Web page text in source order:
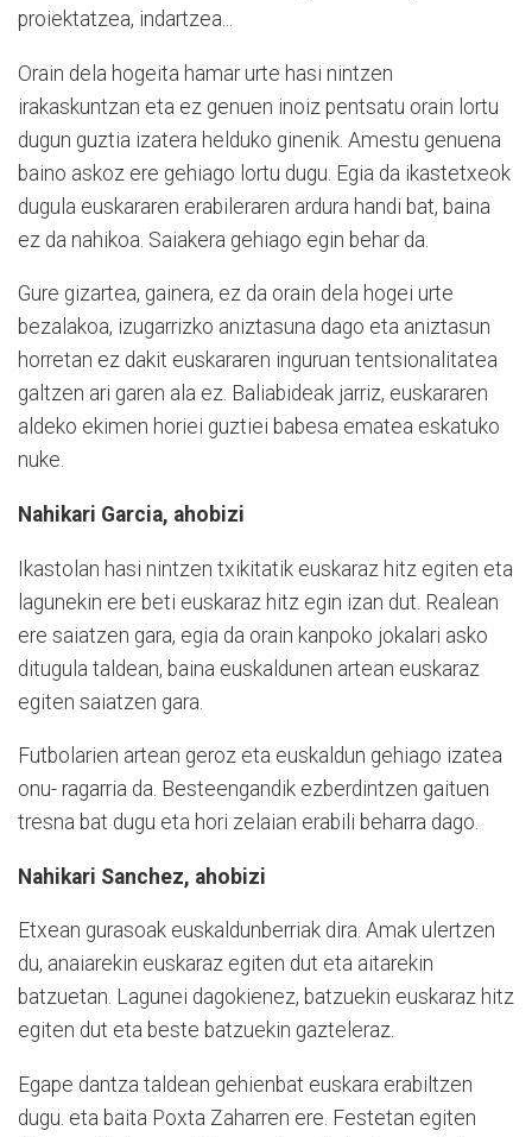
proiektatzea, indartzea...
Orain dela hogeita hamar urte hasi nintzen
irakaskuntzan eta ez genuen inoiz pentsatu orain lortu
dugun guztia izatera helduko ginenik. Amestu genuena
baino askoz ere gehiago lortu dugu. Egia da ikastetxeok
dugula euskararen erabileraren ardura handi bat, baina
ez da nahikoa. Saiakera gehiago egin behar da.
Gure gizartea, gainera, ez da orain dela hogei urte
bezalakoa, izugarrizko aniztasuna dago eta aniztasun
horretan ez dakit euskararen inguruan tentsionalitatea
galtzen ari garen ala ez. Baliabideak jarriz, euskararen
aldeko ekimen horiei guztiei babesa ematea eskatuko
nuke.
Nahikari Garcia, ahobizi
Ikastolan hasi nintzen txikitatik euskaraz hitz egiten eta
lagunekin ere beti euskaraz hitz egin izan dut. Realean
ere saiatzen gara, egia da orain kanpoko jokalari asko
ditugula taldean, baina euskaldunen artean euskaraz
egiten saiatzen gara.
Futbolarien artean geroz eta euskaldun gehiago izatea
onu- ragarria da. Besteengandik ezberdintzen gaituen
tresna bat dugu eta hori zelaian erabili beharra dago.
Nahikari Sanchez, ahobizi
Etxean gurasoak euskaldunberriak dira. Amak ulertzen
du, anaiarekin euskaraz egiten dut eta aitarekin
batzuetan. Lagunei dagokienez, batzuekin euskaraz hitz
egiten dut eta beste batzuekin gazteleraz.
Egape dantza taldean gehienbat euskara erabiltzen
dugu. eta baita Poxta Zaharren ere. Festetan egiten